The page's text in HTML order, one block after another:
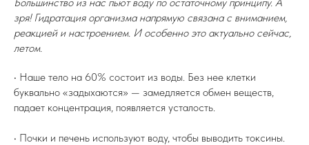
зря! Гидратация организма напрямую связана с вниманием,
реакцией и настроением. И особенно это актуально сейчас,
летом.
• Наше тело на 60% состоит из воды. Без нее клетки
буквально «задыхаются» — замедляется обмен веществ,
падает концентрация, появляется усталость.
• Почки и печень используют воду, чтобы выводить токсины.